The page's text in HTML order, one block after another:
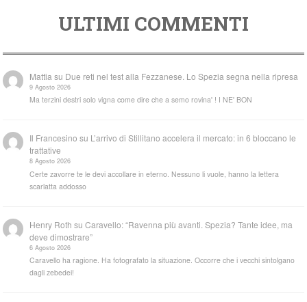
ULTIMI COMMENTI
Mattia su Due reti nel test alla Fezzanese. Lo Spezia segna nella ripresa
9 Agosto 2026
Ma terzini destri solo vigna come dire che a semo rovina' ! I NE' BON
Il Francesino su L’arrivo di Stillitano accelera il mercato: in 6 bloccano le
trattative
8 Agosto 2026
Certe zavorre te le devi accollare in eterno. Nessuno li vuole, hanno la lettera
scarlatta addosso
Henry Roth suCaravello: “Ravenna più avanti. Spezia? Tante idee, ma
deve dimostrare”
6 Agosto 2026
Caravello ha ragione. Ha fotografato la situazione. Occorre che i vecchi sintolgano
dagli zebedei!